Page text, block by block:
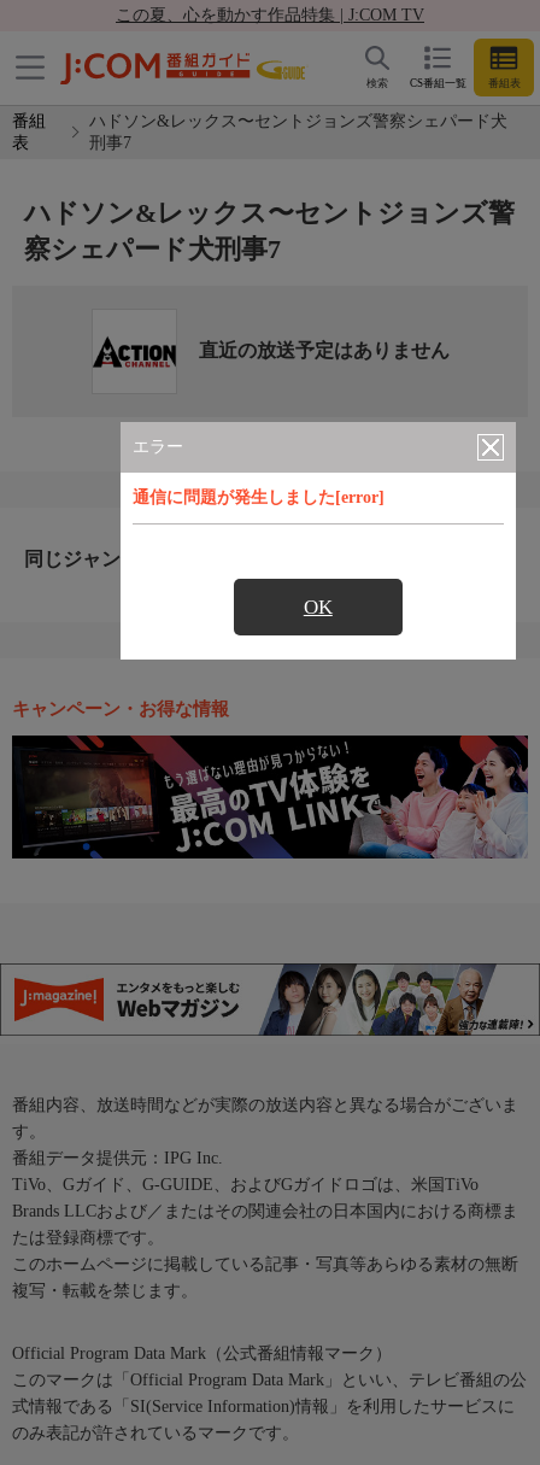
この夏、心を動かす作品特集 | J:COM TV
CS番組一覧 番組表
検索
番組
表
ハドソン&レックス〜セントジョンズ警察シェパード犬
刑事7
エラー
通信に問題が発生しました[error]
OK
ハドソン&レックス〜セントジョンズ警
察シェパード犬刑事7
直近の放送予定はありません
同じジャンルのおすすめ番組
キャンペーン・お得な情報
番組内容、放送時間などが実際の放送内容と異なる場合がございま
す。
番組データ提供元：IPG Inc.
TiVo、Gガイド、G-GUIDE、およびGガイドロゴは、米国TiVo
Brands LLCおよび／またはその関連会社の日本国内における商標ま
たは登録商標です。
このホームページに掲載している記事・写真等あらゆる素材の無断
複写・転載を禁じます。
Official Program Data Mark（公式番組情報マーク）
このマークは「Official Program Data Mark」といい、テレビ番組の公
式情報である「SI(Service Information)情報」を利用したサービスに
のみ表記が許されているマークです。